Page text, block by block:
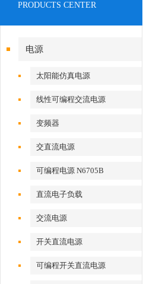
PRODUCTS CENTER
电源
太阳能仿真电源
线性可编程交流电源
变频器
交直流电源
可编程电源 N6705B
直流电子负载
交流电源
开关直流电源
可编程开关直流电源